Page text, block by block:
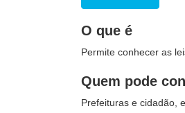
O que é
Permite conhecer as
Quem pode
Prefeituras e cidadão,